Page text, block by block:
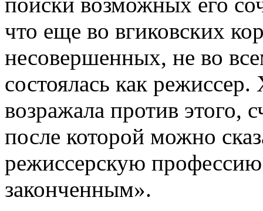
что еще во вгиковских
несовершенных, не во
состоялась как
возражала против этого,
после которой можно
режиссерскую профессию
законченным».